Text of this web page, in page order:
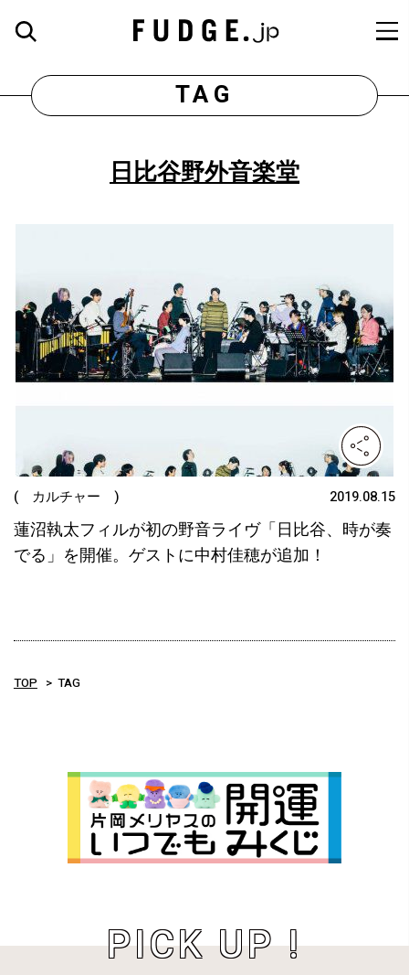
TAG
日比谷野外音楽堂
( カルチャー ) 2019.08.15
蓮沼執太フィルが初の野音ライヴ「日比谷、時が奏
でる」を開催。ゲストに中村佳穂が追加！
TOP TAG
PICK UP !